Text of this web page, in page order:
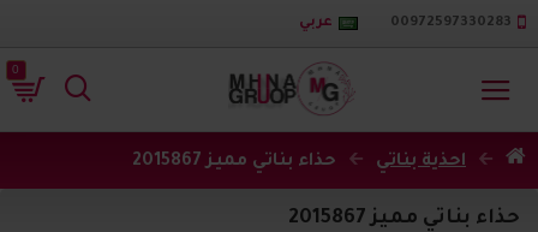
00972597330283 عربي
0
احذية بناتي حذاء بناتي مميز 2015867
حذاء بناتي مميز 2015867